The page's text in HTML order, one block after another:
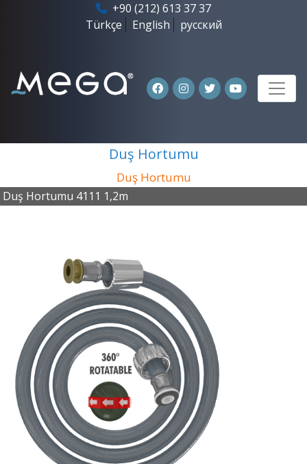
+90 (212) 613 37 37
Türkçe
English русский
Duş Hortumu
Duş Hortumu
Duş Hortumu 4111 1,2m